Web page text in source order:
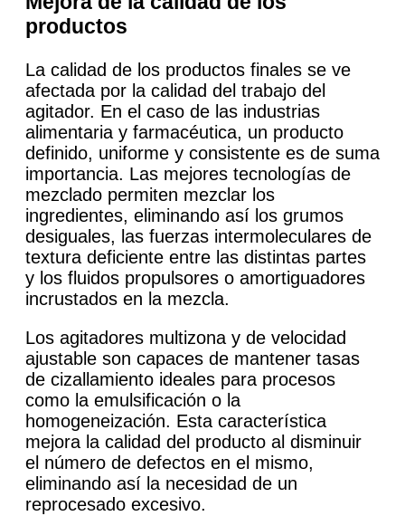
productos
La calidad de los productos finales se ve
afectada por la calidad del trabajo del
agitador. En el caso de las industrias
alimentaria y farmacéutica, un producto
definido, uniforme y consistente es de suma
importancia. Las mejores tecnologías de
mezclado permiten mezclar los
ingredientes, eliminando así los grumos
desiguales, las fuerzas intermoleculares de
textura deficiente entre las distintas partes
y los fluidos propulsores o amortiguadores
incrustados en la mezcla.
Los agitadores multizona y de velocidad
ajustable son capaces de mantener tasas
de cizallamiento ideales para procesos
como la emulsificación o la
homogeneización. Esta característica
mejora la calidad del producto al disminuir
el número de defectos en el mismo,
eliminando así la necesidad de un
reprocesado excesivo.